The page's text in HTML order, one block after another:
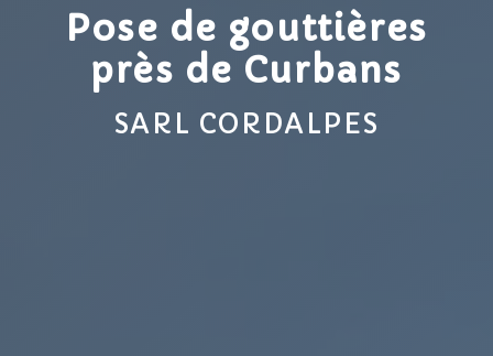
Pose de gouttières
près de Curbans
SARL CORDALPES